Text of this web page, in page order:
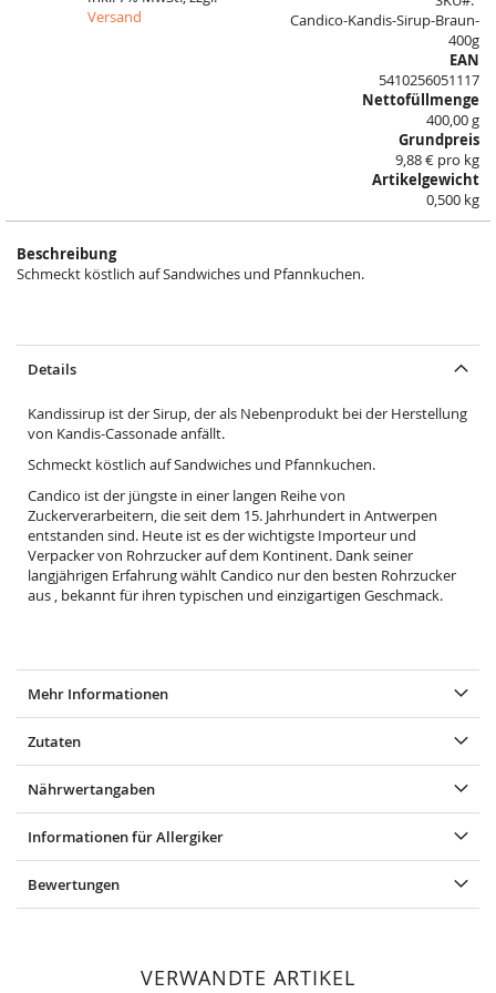
Versand
Candico-Kandis-Sirup-Braun-
400g
EAN
5410256051117
Nettofüllmenge
400,00 g
Grundpreis
9,88 € pro kg
Artikelgewicht
0,500 kg
Beschreibung
Schmeckt köstlich auf Sandwiches und Pfannkuchen.
Details
Kandissirup ist der Sirup, der als Nebenprodukt bei der Herstellung
von Kandis-Cassonade anfällt.
Schmeckt köstlich auf Sandwiches und Pfannkuchen.
Candico ist der jüngste in einer langen Reihe von
Zuckerverarbeitern, die seit dem 15. Jahrhundert in Antwerpen
entstanden sind. Heute ist es der wichtigste Importeur und
Verpacker von Rohrzucker auf dem Kontinent. Dank seiner
langjährigen Erfahrung wählt Candico nur den besten Rohrzucker
aus , bekannt für ihren typischen und einzigartigen Geschmack.
Mehr Informationen
Zutaten
Nährwertangaben
Informationen für Allergiker
Bewertungen
VERWANDTE ARTIKEL